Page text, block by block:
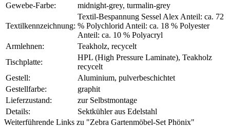
Gewebe-Farbe:
midnight-grey, turmalin-grey
Textilkennzeichnung:
Textil-Bespannung Sessel Alex Anteil: ca. 72
% Polychlorid Anteil: ca. 18 % Polyester
Anteil: ca. 10 % Polyacryl
Armlehnen:
Teakholz, recycelt
Tischplatte:
HPL (High Pressure Laminate), Teakholz
recycelt
Gestell:
Aluminium, pulverbeschichtet
Gestellfarbe:
graphit
Lieferzustand:
zur Selbstmontage
Details:
Sektkühler aus Edelstahl
Weiterführende Links zu "Zebra Gartenmöbel-Set Phönix"